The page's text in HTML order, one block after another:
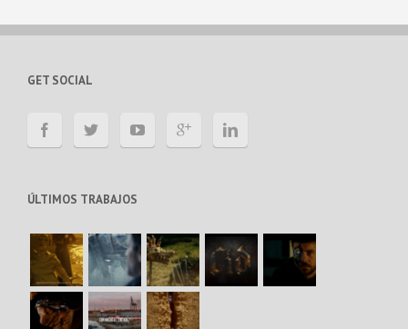
GET SOCIAL
ÚLTIMOS TRABAJOS